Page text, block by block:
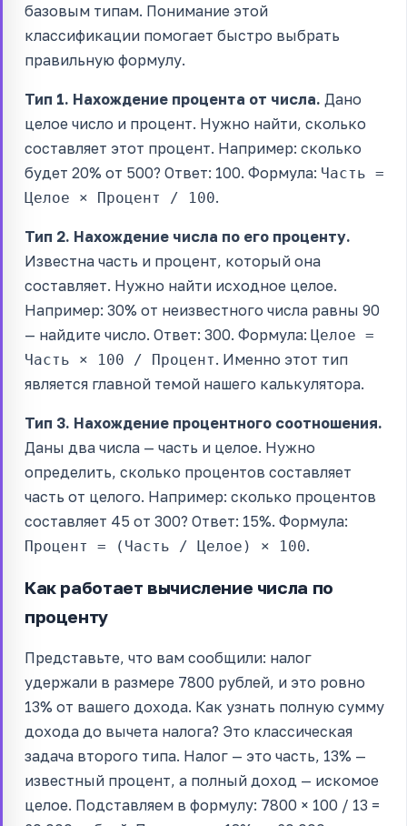
базовым типам. Понимание этой
классификации помогает быстро выбрать
правильную формулу.
Тип 1. Нахождение процента от числа. Дано
целое число и процент. Нужно найти, сколько
составляет этот процент. Например: сколько
будет 20% от 500? Ответ: 100. Формула: Часть =
Целое × Процент / 100.
Тип 2. Нахождение числа по его проценту.
Известна часть и процент, который она
составляет. Нужно найти исходное целое.
Например: 30% от неизвестного числа равны 90
— найдите число. Ответ: 300. Формула: Целое =
Часть × 100 / Процент. Именно этот тип
является главной темой нашего калькулятора.
Тип 3. Нахождение процентного соотношения.
Даны два числа — часть и целое. Нужно
определить, сколько процентов составляет
часть от целого. Например: сколько процентов
составляет 45 от 300? Ответ: 15%. Формула:
Процент = (Часть / Целое) × 100.
Как работает вычисление числа по
проценту
Представьте, что вам сообщили: налог
удержали в размере 7800 рублей, и это ровно
13% от вашего дохода. Как узнать полную сумму
дохода до вычета налога? Это классическая
задача второго типа. Налог — это часть, 13% —
известный процент, а полный доход — искомое
целое. Подставляем в формулу: 7800 × 100 / 13 =